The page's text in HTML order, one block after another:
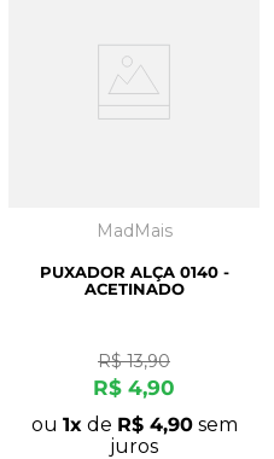
MadMais
PUXADOR ALÇA 0140 -
ACETINADO
R$ 13,90
R$ 4,90
ou 1 de R$ 4,90sem
juros